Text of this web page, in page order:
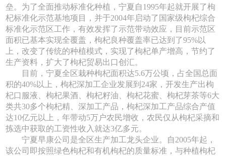
垒。为了全面推动标准化种植，宁夏自1995年起就开展了枸
杞标准化示范基地项目，并于2004年启动了国家级枸杞综合
标准化示范区工作，有效发挥了示范带动效应，目前示范区
面积已基本实现全覆盖，枸杞良种覆盖率已达到了95%以
上，改变了传统的种植模式，实现了枸杞单产增高，节约了
生产资料，扩大了枸杞贸易出口创汇。
目前，宁夏全区栽种枸杞面积达5.6万公顷，占全国总面
积的40%以上，枸杞深加工企业发展到24家，开发生产出枸
杞口服液、枸杞果酒、枸杞籽油、枸杞花蜜、枸杞芽茶等6大
类共30多个枸杞精、深加工产品，枸杞深加工产品综合产值
达10亿元以上，年带动5万户农民增收，农民仅从枸杞采摘和
拣选中获取的工资性收入就达3亿多元。
宁夏早康公司是全区生产加工龙头企业。自2005年起，
该公司即按照绿色枸杞和有机枸杞的质量标准，与种植枸杞